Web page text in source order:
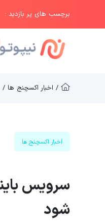
برچسب های پر بازدید :
/ اخبار اکسچنج ها /
اخبار اکسچنج ها
شود